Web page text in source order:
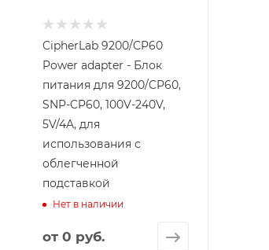
CipherLab 9200/CP60
Power adapter - Блок
питания для 9200/CP60,
SNP-CP60, 100V-240V,
5V/4A, для
использования с
облегченной
подставкой
Нет в наличии
от 0 руб.